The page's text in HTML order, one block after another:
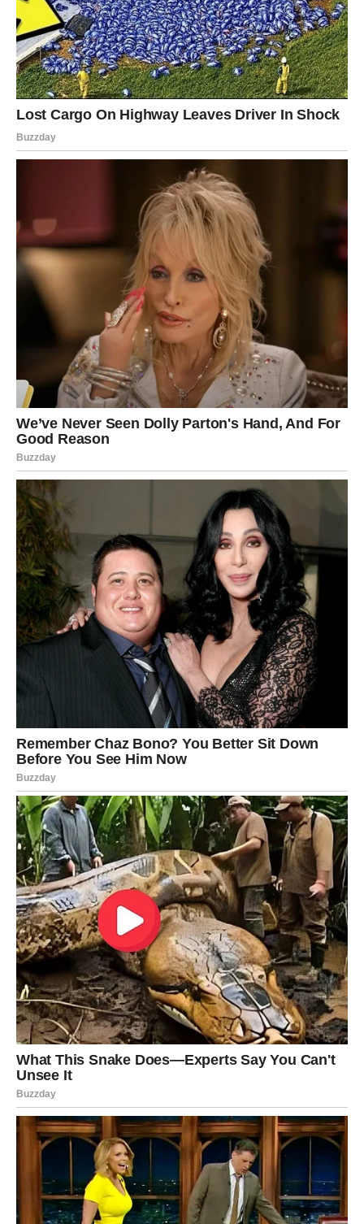
Iako će finansije i posao biti u centru pažnje, ljubavni
život neće ostati po strani.
Ako ste slobodni, pred vama je period tokom kojeg biste
mogli upoznati osobu koja će vas potpuno osvojiti
energijom, humorom i načinom razmišljanja.
Ono što će vas posebno iznenaditi jeste činjenica da ćete
pored te osobe osjećati i uzbuđenje i mir u isto vrijeme.
Blizanci koji su zauzeti konačno će uspjeti riješiti
probleme koji ih dugo opterećuju.
Pred vama su iskreni razgovori, više razumijevanja i
osjećaj da partner konačno vidi koliko ste se trudili oko
Jedna osoba iz prošlosti mogla bi
se ponovo pojaviti
Zvijezde pokazuju mogućnost povratka osobe koju niste
uspjeli potpuno zaboraviti.
Ta osoba još uvijek razmišlja o vama i moguće je da će
pokušati obnoviti kontakt.
Ali ovog puta vi ćete mnogo jasnije vidjeti šta želite.
Nećete više pristajati na odnose koji vam donose stres,
nesigurnost i emotivni haos.
Mnogi Blizanci će konačno odlučiti da biraju svoj mir i
budućnost umjesto ljudi koji ih stalno vraćaju na stare
probleme.
Vrijeme je da konačno počnete
vjerovati da zaslužujete mnogo
više
Previše ste puta sumnjali u sebe i svoje mogućnosti.
Često ste osjećali da uspjeh dolazi drugim ljudima lakše
nego vama.
Ali sudbina vam sada jasno pokazuje da sve dolazi u
pravo vrijeme.
Zvijezde vam poručuju da prestanete razmišljati o prošlim
neuspjesima jer vas upravo oni vode prema mnogo
većem uspjehu.
Sudbina vam sada otvara vrata
velikog bogatstva
Sve kroz šta ste prošli pripremalo vas je za ono što